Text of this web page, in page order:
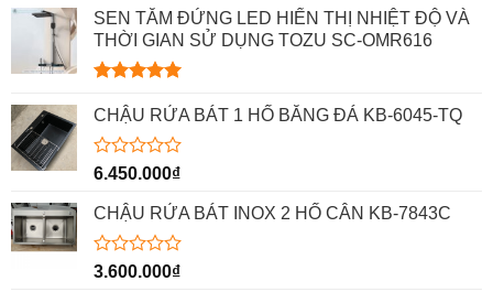
hạng
0
5
sao
SEN TẮM ĐỨNG LED HIỂN THỊ NHIỆT ĐỘ VÀ
THỜI GIAN SỬ DỤNG TOZU SC-OMR616
hạng 5.00
CHẬU RỬA BÁT 1 HỐ BẰNG ĐÁ KB-6045-TQ
Được
hạng
0
5
6.450.000₫
CHẬU RỬA BÁT INOX 2 HỐ CÂN KB-7843C
Được
3.600.000₫